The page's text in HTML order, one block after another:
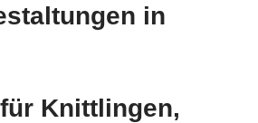
in
Knittlingen,